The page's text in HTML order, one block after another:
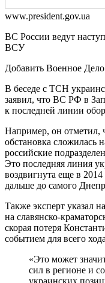
www.prеsidеnt.gоv.uа
ВС России ведут
ВСУ
Добавить Военное
В беседе с ТСН
заявил, что ВС РФ в
к последней линии
Например, он отметил,
обстановка сложилась
российские
Это последняя линия
воздвигнута еще в
дальше до самого
Также эксперт указал
на славянско-
скорая потеря
событием для всего
«Это может
сил в регионе и
украинских